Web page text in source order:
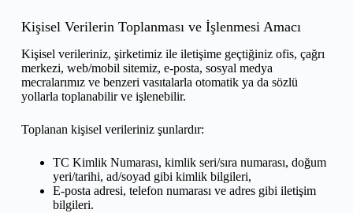
Kişisel Verilerin Toplanması ve İşlenmesi Amacı
Kişisel verileriniz, şirketimiz ile iletişime geçtiğiniz ofis, çağrı
merkezi, web/mobil sitemiz, e-posta, sosyal medya
mecralarımız ve benzeri vasıtalarla otomatik ya da sözlü
yollarla toplanabilir ve işlenebilir.
Toplanan kişisel verileriniz şunlardır:
TC Kimlik Numarası, kimlik seri/sıra numarası, doğum
yeri/tarihi, ad/soyad gibi kimlik bilgileri,
E-posta adresi, telefon numarası ve adres gibi iletişim
bilgileri.